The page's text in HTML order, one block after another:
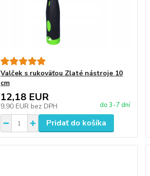
Valček s rukoväťou Zlaté nástroje 10
cm
12,18 EUR
9,90 EUR bez DPH do 3-7 dní
Pridať do košíka